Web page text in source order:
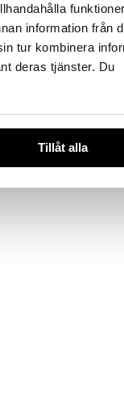
information från
tur kombinera
deras tjänster. Du
Tillåt alla
500mg